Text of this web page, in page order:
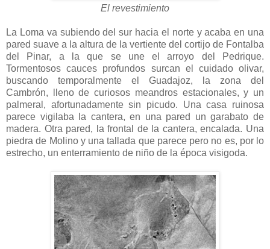
El revestimiento
La Loma va subiendo del sur hacia el norte y acaba en una
pared suave a la altura de la vertiente del cortijo de Fontalba
del Pinar, a la que se une el arroyo del Pedrique.
Tormentosos cauces profundos surcan el cuidado olivar,
buscando temporalmente el Guadajoz, la zona del
Cambrón, lleno de curiosos meandros estacionales, y un
palmeral, afortunadamente sin picudo. Una casa ruinosa
parece vigilaba la cantera, en una pared un garabato de
madera. Otra pared, la frontal de la cantera, encalada. Una
piedra de Molino y una tallada que parece pero no es, por lo
estrecho, un enterramiento de niño de la época visigoda.